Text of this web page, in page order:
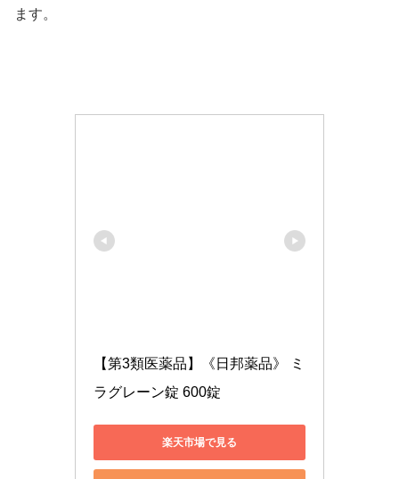
ます。
【第3類医薬品】《日邦薬品》 ミ
ラグレーン錠 600錠
楽天市場で見る